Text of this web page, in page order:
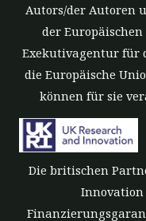
Autors/der Autoren
der
Exekutivagentur für
die Europäische
können für sie
Die britischen
Innovation